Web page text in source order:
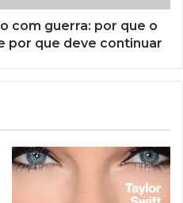
com guerra: por que o
por que deve continuar